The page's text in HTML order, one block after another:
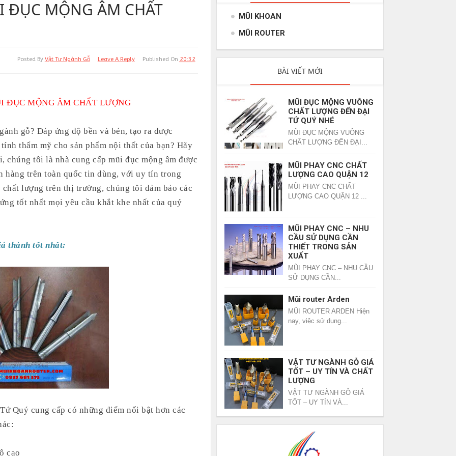
ĐỤC MỘNG ÂM CHẤT
Published On 20:32
Leave A Reply
Posted By Vật Tư Ngành Gỗ
ÂM CHẤT LƯỢNG
gỗ? Đáp ứng độ bền và bén, tạo ra được
thẩm mỹ cho sản phẩm nội thất của bạn? Hãy
tôi là nhà cung cấp mũi đục mộng âm được
hàng trên toàn quốc tin dùng, với uy tín trong
lượng trên thị trường, chúng tôi đảm bảo các
tốt nhất mọi yêu cầu khắt khe nhất của quý
thành tốt nhất:
Quý cung cấp có những điểm nổi bật hơn các
cao
MŨI KHOAN
MŨI ROUTER
BÀI VIẾT MỚI
MŨI ĐỤC MỘNG VUÔNG
CHẤT LƯỢNG ĐẾN ĐẠI
TỨ QUÝ NHÉ
MŨI ĐỤC MỘNG VUÔNG
CHẤT LƯỢNG ĐẾN ĐẠI...
MŨI PHAY CNC CHẤT
LƯỢNG CAO QUẬN 12
MŨI PHAY CNC CHẤT
LƯỢNG CAO QUẬN 12 ...
MŨI PHAY CNC – NHU
CẦU SỬ DỤNG CẦN
THIẾT TRONG SẢN
XUẤT
MŨI PHAY CNC – NHU CẦU
SỬ DỤNG CẦN...
Mũi router Arden
MŨI ROUTER ARDEN Hiện
nay, việc sử dụng...
VẬT TƯ NGÀNH GỖ GIÁ
TỐT – UY TÍN VÀ CHẤT
LƯỢNG
VẬT TƯ NGÀNH GỖ GIÁ
TỐT – UY TÍN VÀ...